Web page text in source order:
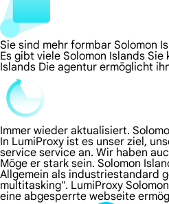
Sie sind mehr formbar Solomon
Es gibt viele Solomon Islands
Islands Die agentur ermöglicht
Immer wieder aktualisiert.
In LumiProxy ist es unser ziel,
service service an. Wir haben
Möge er stark sein. Solomon
Allgemein als industriestandard
multitasking". LumiProxy
eine abgesperrte webseite